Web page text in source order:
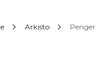
Arkisto